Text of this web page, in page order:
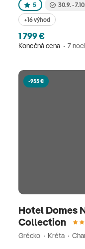
5 30.9. -
+16 výhod
1 799 €
Konečná cena 7 nocí
-955 €
Hotel Domes
Collection
Grécko Kréta